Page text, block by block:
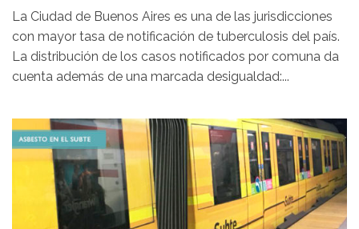
La Ciudad de Buenos Aires es una de las jurisdicciones
con mayor tasa de notificación de tuberculosis del país.
La distribución de los casos notificados por comuna da
cuenta además de una marcada desigualdad:...